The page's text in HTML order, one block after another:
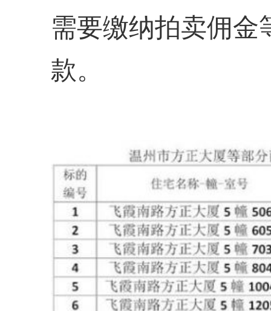
需要缴纳拍卖佣金
款。